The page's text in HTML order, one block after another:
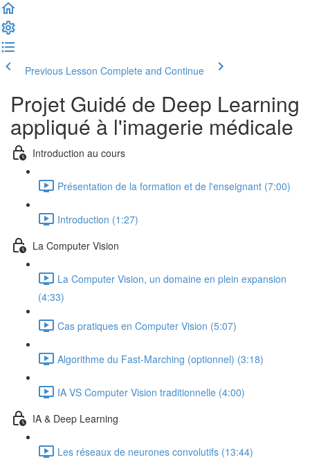
Previous Lesson Complete and Continue
Projet Guidé de Deep Learning
appliqué à l'imagerie médicale
Introduction au cours
Présentation de la formation et de l'enseignant (7:00)
Introduction (1:27)
La Computer Vision
La Computer Vision, un domaine en plein expansion
(4:33)
Cas pratiques en Computer Vision (5:07)
Algorithme du Fast-Marching (optionnel) (3:18)
IA VS Computer Vision traditionnelle (4:00)
IA & Deep Learning
Les réseaux de neurones convolutifs (13:44)